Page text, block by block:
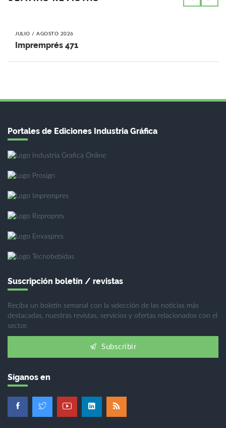
JULIO / AGOSTO 2026
Impremprés 471
Portales de Ediciones Industria Gráfica
Suscripción boletín / revistas
Reciba un boletín semanal con la selección de las noticias más
destacadas, nuestras revistas, servicios y ofertas relacionados con el
sector.
Subscribir
Síganos en